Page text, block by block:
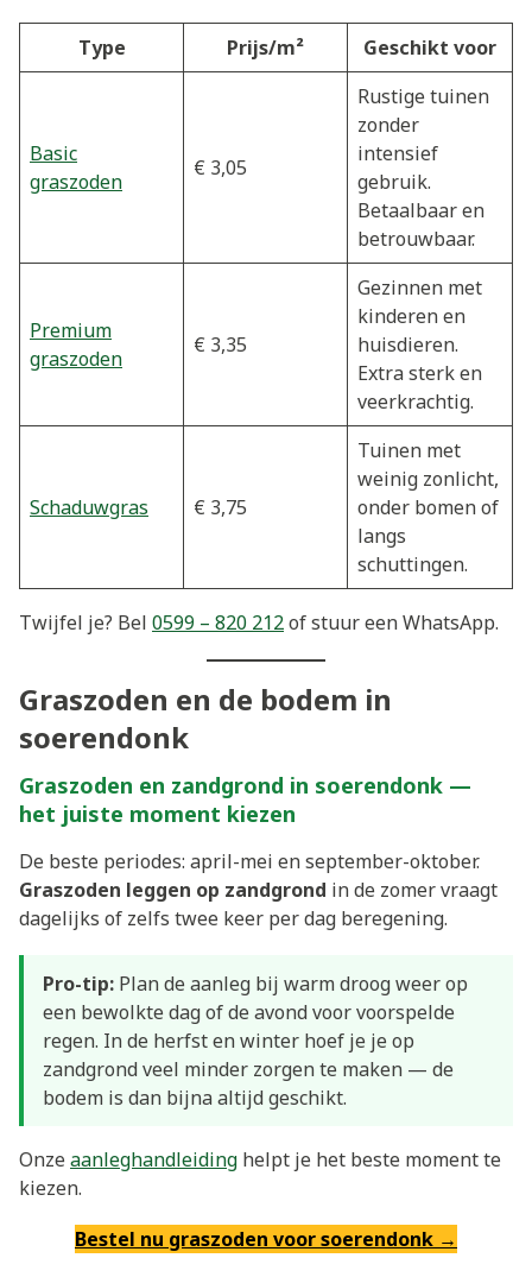
Type Prijs/m² Geschikt voor
Basic
graszoden
€ 3,05
Rustige tuinen
zonder
intensief
gebruik.
Betaalbaar en
betrouwbaar.
Premium
graszoden
€ 3,35
Gezinnen met
kinderen en
huisdieren.
Extra sterk en
veerkrachtig.
Schaduwgras € 3,75
Tuinen met
weinig zonlicht,
onder bomen of
langs
schuttingen.
Twijfel je? Bel 0599 – 820 212of stuur een WhatsApp.
Graszoden en de bodem in
soerendonk
Graszoden en zandgrond in soerendonk —
het juiste moment kiezen
De beste periodes: april-mei en september-oktober.
Graszoden leggen op zandgrond in de zomer vraagt
dagelijks of zelfs twee keer per dag beregening.
Pro-tip: Plan de aanleg bij warm droog weer op
een bewolkte dag of de avond voor voorspelde
regen. In de herfst en winter hoef je je op
zandgrond veel minder zorgen te maken — de
bodem is dan bijna altijd geschikt.
Onzeaanleghandleiding helpt je het beste moment te
kiezen.
Bestel nu graszoden voor soerendonk →